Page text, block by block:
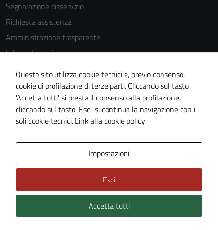
Segnalazione disservizio
Richiesta assistenza
Amministrazione trasparente
Informativa privacy
Cookie Policy
Note legali
Dichiarazione di accessibilità
Piano di miglioramento del sito
Technical Design s.r.l.
Questo sito utilizza cookie tecnici e, previo consenso,
cookie di profilazione di terze parti. Cliccando sul tasto
'Accetta tutti' si presta il consenso alla profilazione,
cliccando sul tasto 'Esci' si continua la navigazione con i
soli cookie tecnici. Link alla cookie policy
Impostazioni
Esci
Accetta tutti